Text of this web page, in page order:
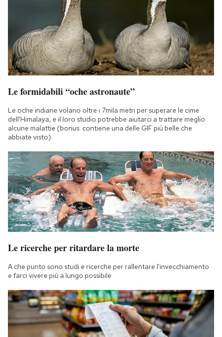
Le formidabili “oche astronaute”
Le oche indiane volano oltre i 7mila metri per superare le cime
dell'Himalaya, e il loro studio potrebbe aiutarci a trattare meglio
alcune malattie (bonus: contiene una delle GIF più belle che
abbiate visto)
Le ricerche per ritardare la morte
A che punto sono studi e ricerche per rallentare l'invecchiamento
e farci vivere più a lungo possibile